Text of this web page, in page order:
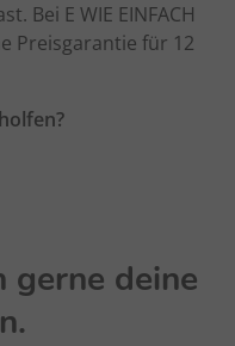
Bei E WIE EINFACH
Preisgarantie für 12
deine